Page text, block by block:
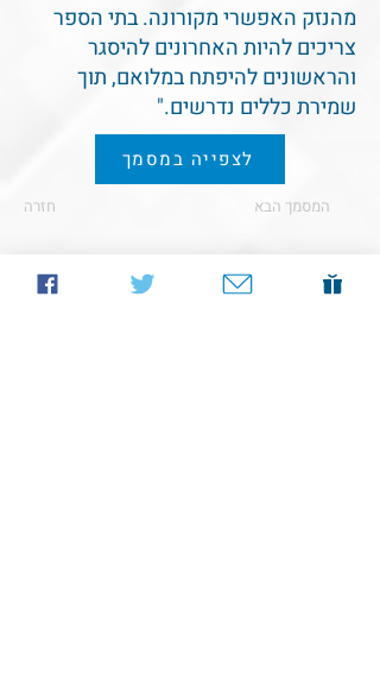
מהנזק האפשרי מקורונה. בתי הספר
צריכים להיות האחרונים להיסגר
והראשונים להיפתח במלואם, תוך
שמירת כללים נדרשים."
חזרה המסמך הבא
לצפייה במסמך